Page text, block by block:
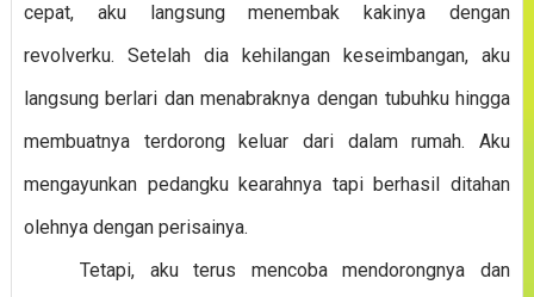
cepat, aku langsung menembak kakinya dengan
revolverku. Setelah dia kehilangan keseimbangan, aku
langsung berlari dan menabraknya dengan tubuhku hingga
membuatnya terdorong keluar dari dalam rumah. Aku
mengayunkan pedangku kearahnya tapi berhasil ditahan
olehnya dengan perisainya.
Tetapi, aku terus mencoba mendorongnya dan